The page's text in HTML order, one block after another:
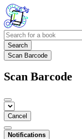
Search
Scan Barcode
Scan Barcode
Cancel
Notifications